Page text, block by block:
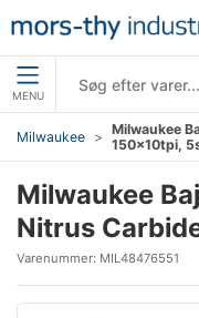
MENU
Milwaukee
Milwaukee
150×10tpi,
Milwaukee
Nitrus
Varenummer: MIL48476551